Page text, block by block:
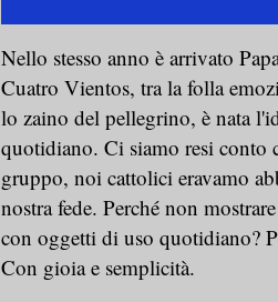
Nello stesso anno è arrivato
Cuatro Vientos, tra la folla
lo zaino del pellegrino, è nata
quotidiano. Ci siamo resi conto
gruppo, noi cattolici eravamo
nostra fede. Perché non
con oggetti di uso quotidiano?
Con gioia e semplicità.